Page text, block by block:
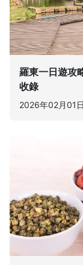
羅東一日遊攻
收錄
2026年02月01日